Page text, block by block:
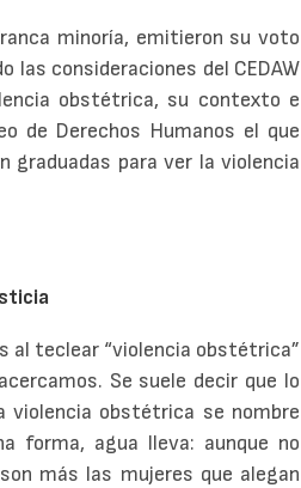
minoría, emitieron su voto
las consideraciones del CEDAW
obstétrica, su contexto e
de Derechos Humanos el que
para ver la violencia
al teclear “violencia obstétrica”
Se suele decir que lo
violencia obstétrica se nombre
forma, agua lleva: aunque no
más las mujeres que alegan